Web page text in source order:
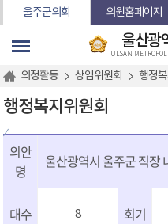
본문바로가기
울주군의회 의원홈페이지
울산광
ULSAN
의정활동 상임위원회 행정
행정복지위원회
의안
명
울산광역시 울주군 직장
대수 8 회기